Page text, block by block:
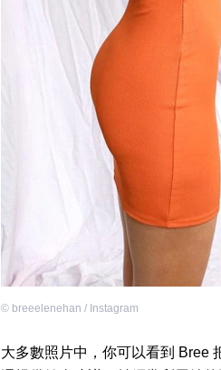
© breeelenehan / Instagram
大多數照片中，你可以看到 Bree